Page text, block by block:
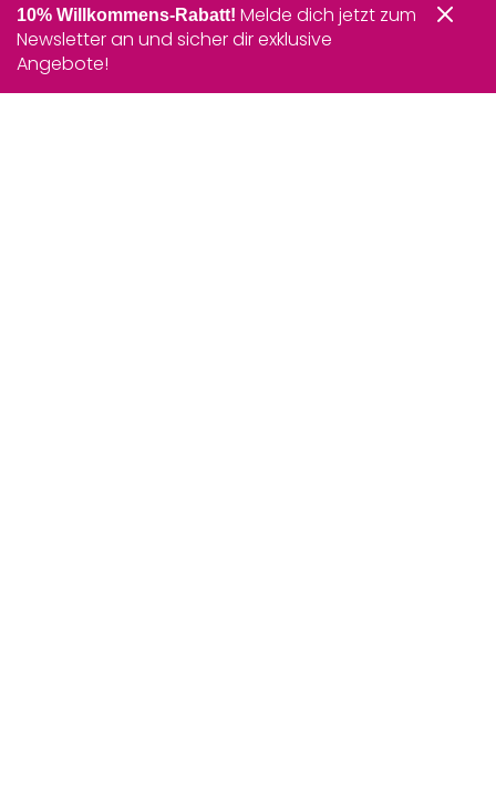
10% Willkommens-Rabatt! Melde dich jetzt zum
Newsletter an und sicher dir exklusive
Angebote!